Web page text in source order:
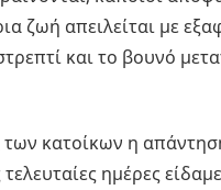
ζωή απειλείται με
και το βουνό
των κατοίκων η
ημέρες